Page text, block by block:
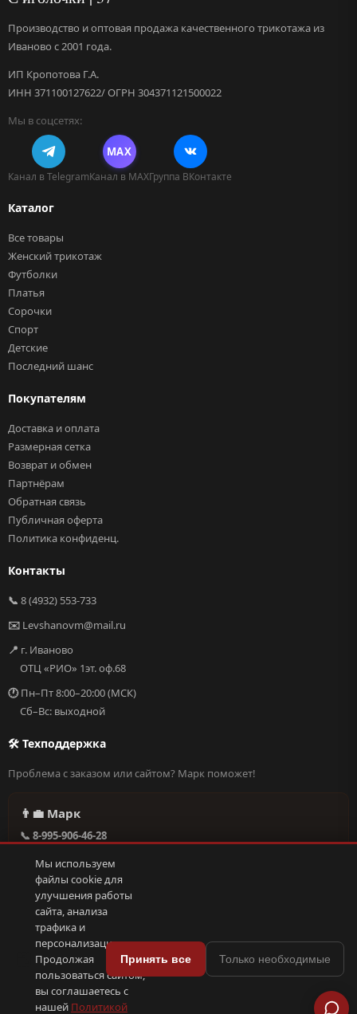
Производство и оптовая продажа качественного трикотажа из
Иваново с 2001 года.
ИП Кропотова Г.А.
ИНН 371100127622/ ОГРН 304371121500022
Мы в соцсетях:
Канал в Telegram
MAX
Канал в MAXГруппа ВКонтакте
Каталог
Все товары
Женский трикотаж
Футболки
Платья
Сорочки
Спорт
Детские
Последний шанс
Покупателям
Доставка и оплата
Размерная сетка
Возврат и обмен
Партнёрам
Обратная связь
Публичная оферта
Политика конфиденц.
Контакты
📞 8 (4932) 553-733
✉️ Levshanovm@mail.ru
📍 г. Иваново
ОТЦ «РИО» 1эт. оф.68
🕐Пн–Пт 8:00–20:00 (МСК)
Сб–Вс: выходной
🛠 Техподдержка
Проблема с заказом или сайтом? Марк поможет!
👨‍💼 Марк
📞 8-995-906-46-28
🕐 Круглосуточно, без выходных
Написать в поддержку →
© 2026 С иголочки | 37. Все права защищены.
🛠 Поддержка·Оферта· 📦 YML-фид
Мы используем
файлы cookie для
улучшения работы
сайта, анализа
трафика и
персонализации.
Продолжая
пользоваться сайтом,
вы соглашаетесь с
нашей Политикой
Принять все Только необходимые